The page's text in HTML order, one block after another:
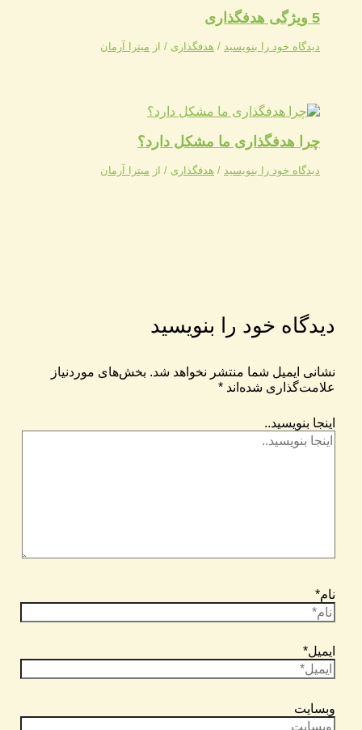
5 ویژگی هدفگذاری
دیدگاه‌ خود را بنویسید / هدفگذاری / از میترا آرمان
چرا هدفگذاری ما مشکل دارد؟
دیدگاه‌ خود را بنویسید / هدفگذاری / از میترا آرمان
دیدگاه‌ خود را بنویسید
نشانی ایمیل شما منتشر نخواهد شد. بخش‌های موردنیاز
علامت‌گذاری شده‌اند*
اینجا بنویسید..
نام*
ایمیل*
وبسایت